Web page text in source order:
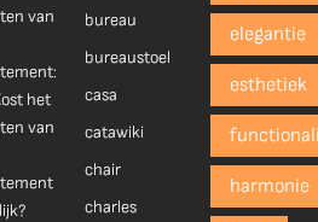
van
het
van
bureau
bureaustoel
casa
catawiki
chair
charles
elegantie
esthetiek
harmonie